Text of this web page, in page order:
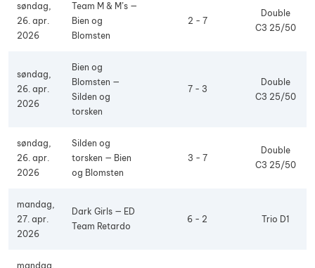
søndag,
26. apr.
2026
Team M & M’s —
Bien og
Blomsten
2 - 7
Double
C3 25/50
søndag,
26. apr.
2026
Bien og
Blomsten —
Silden og
torsken
7 - 3
Double
C3 25/50
søndag,
26. apr.
2026
Silden og
torsken — Bien
og Blomsten
3 - 7
Double
C3 25/50
mandag,
27. apr.
2026
Dark Girls — ED
Team Retardo
6 - 2 Trio D1
mandag,